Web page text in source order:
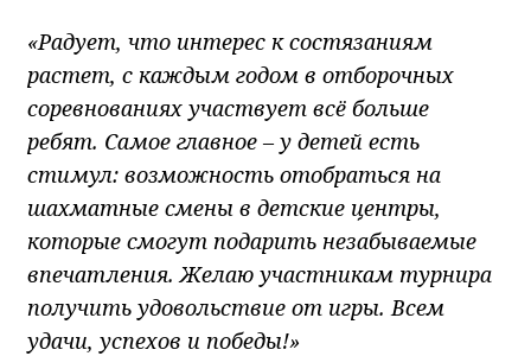
«Радует, что интерес к состязаниям
растет, с каждым годом в отборочных
соревнованиях участвует всё больше
ребят. Самое главное – у детей есть
стимул: возможность отобраться на
шахматные смены в детские центры,
которые смогут подарить незабываемые
впечатления. Желаю участникам турнира
получить удовольствие от игры. Всем
удачи, успехов и победы!»